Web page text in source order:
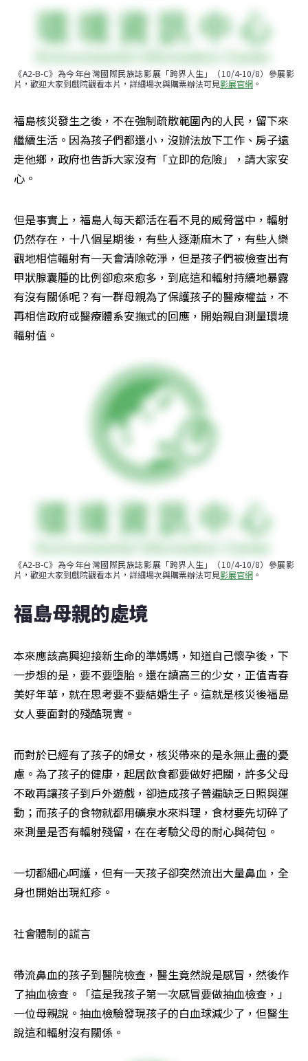
《A2-B-C》為今年台灣國際民族誌影展「跨界人生」（10/4-10/8）參展影
片，歡迎大家到戲院觀看本片，詳細場次與購票辦法可見影展官網 。
福島核災發生之後，不在強制疏散範圍內的人民，留下來
繼續生活。因為孩子們都還小，沒辦法放下工作、房子遠
走他鄉，政府也告訴大家沒有「立即的危險」，請大家安
心。
但是事實上，福島人每天都活在看不見的威脅當中，輻射
仍然存在，十八個星期後，有些人逐漸麻木了，有些人樂
觀地相信輻射有一天會清除乾淨，但是孩子們被檢查出有
甲狀腺囊腫的比例卻愈來愈多，到底這和輻射持續地暴露
有沒有關係呢？有一群母親為了保護孩子的醫療權益，不
再相信政府或醫療體系安撫式的回應，開始親自測量環境
輻射值。
《A2-B-C》為今年台灣國際民族誌影展「跨界人生」（10/4-10/8）參展影
片，歡迎大家到戲院觀看本片，詳細場次與購票辦法可見影展官網 。
福島母親的處境
本來應該高興迎接新生命的準媽媽，知道自己懷孕後，下
一步想的是，要不要墮胎。還在讀高三的少女，正值青春
美好年華，就在思考要不要結婚生子。這就是核災後福島
女人要面對的殘酷現實。
而對於已經有了孩子的婦女，核災帶來的是永無止盡的憂
慮。為了孩子的健康，起居飲食都要做好把關，許多父母
不敢再讓孩子到戶外遊戲，卻造成孩子普遍缺乏日照與運
動；而孩子的食物就都用礦泉水來料理，食材要先切碎了
來測量是否有輻射殘留，在在考驗父母的耐心與荷包。
一切都細心呵護，但有一天孩子卻突然流出大量鼻血，全
身也開始出現紅疹。
社會體制的謊言
帶流鼻血的孩子到醫院檢查，醫生竟然說是感冒，然後作
了抽血檢查。「這是我孩子第一次感冒要做抽血檢查，」
一位母親說。抽血檢驗發現孩子的白血球減少了，但醫生
說這和輻射沒有關係。